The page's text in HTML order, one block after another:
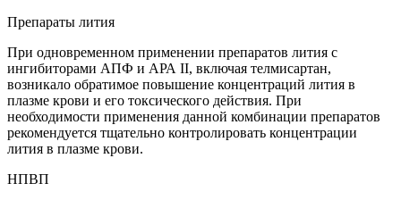
Препараты лития
При одновременном применении препаратов лития с
ингибиторами АПФ и АРА II, включая телмисартан,
возникало обратимое повышение концентраций лития в
плазме крови и его токсического действия. При
необходимости применения данной комбинации препаратов
рекомендуется тщательно контролировать концентрации
лития в плазме крови.
НПВП